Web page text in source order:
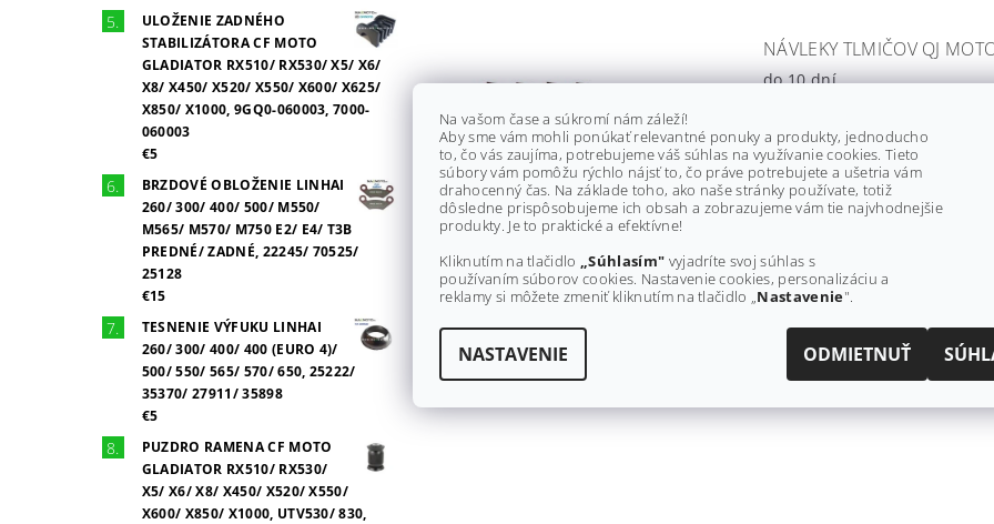
ULOŽENIE ZADNÉHO
STABILIZÁTORA CF MOTO
GLADIATOR RX510/ RX530/ X5/ X6/
X8/ X450/ X520/ X550/ X600/ X625/
X850/ X1000, 9GQ0-060003, 7000-
060003
€5
BRZDOVÉ OBLOŽENIE LINHAI
260/ 300/ 400/ 500/ M550/
M565/ M570/ M750 E2/ E4/ T3B
PREDNÉ/ ZADNÉ, 22245/ 70525/
25128
€15
TESNENIE VÝFUKU LINHAI
260/ 300/ 400/ 400 (EURO 4)/
500/ 550/ 565/ 570/ 650, 25222/
35370/ 27911/ 35898
€5
PUZDRO RAMENA CF MOTO
GLADIATOR RX510/ RX530/
X5/ X6/ X8/ X450/ X520/ X550/
X600/ X850/ X1000, UTV530/ 830,
NÁVLEKY TLMIČOV QJ
do 10 dní
€43
Pridať komentár
Na vašom čase a súkromí nám záleží!
Aby sme vám mohli ponúkať relevantné ponuky a produkty, jednoducho
to, čo vás zaujíma, potrebujeme váš súhlas na využívanie cookies. Tieto
súbory vám pomôžu rýchlo nájsť to, čo práve potrebujete a ušetria vám
drahocenný čas. Na základe toho, ako naše stránky používate, totiž
dôsledne prispôsobujeme ich obsah a zobrazujeme vám tie najvhodnejšie
produkty. Je to praktické a efektívne!
Kliknutím na tlačidlo „Súhlasím" vyjadríte svoj súhlas s
používaním súborov cookies. Nastavenie cookies, personalizáciu a
reklamy si môžete zmeniť kliknutím na tlačidlo „Nastavenie".
NASTAVENIE ODMIETNUŤ